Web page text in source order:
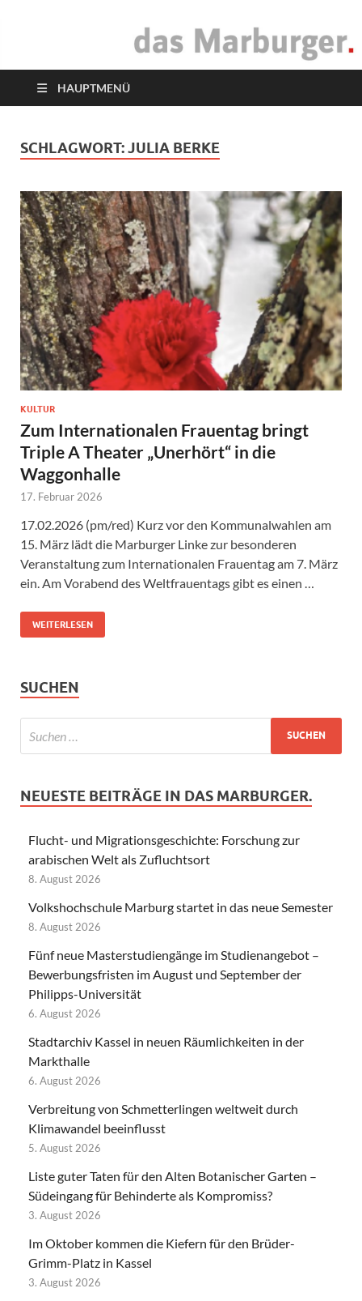
das Marburger.
HAUPTMENÜ
SCHLAGWORT:JULIA BERKE
KULTUR
Zum Internationalen Frauentag bringt
Triple A Theater „Unerhört“ in die
Waggonhalle
17. Februar 2026
17.02.2026 (pm/red) Kurz vor den Kommunalwahlen am
15. März lädt die Marburger Linke zur besonderen
Veranstaltung zum Internationalen Frauentag am 7. März
ein. Am Vorabend des Weltfrauentags gibt es einen …
WEITERLESEN
SUCHEN
NEUESTE BEITRÄGE IN DAS MARBURGER.
Flucht- und Migrationsgeschichte: Forschung zur
arabischen Welt als Zufluchtsort
8. August 2026
Volkshochschule Marburg startet in das neue Semester
8. August 2026
Fünf neue Masterstudiengänge im Studienangebot –
Bewerbungsfristen im August und September der
Philipps-Universität
6. August 2026
Stadtarchiv Kassel in neuen Räumlichkeiten in der
Markthalle
6. August 2026
Verbreitung von Schmetterlingen weltweit durch
Klimawandel beeinflusst
5. August 2026
Liste guter Taten für den Alten Botanischer Garten –
Südeingang für Behinderte als Kompromiss?
3. August 2026
Im Oktober kommen die Kiefern für den Brüder-
Grimm-Platz in Kassel
3. August 2026